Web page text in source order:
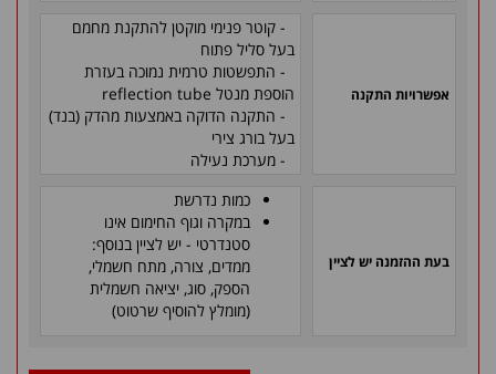
אפשרויות התקנה
- קוטר פנימי מוקטן להתקנת מחמם
בעל סליל פתוח
- התפשטות טרמית נמוכה בעזרת
הוספת מנטל reflection tube
- התקנה הדוקה באמצעות מהדק (בנד)
בעל בורג צירי
- מערכת נעילה
בעת ההזמנה יש לציין
כמות נדרשת
במקרה וגוף החימום אינו
סטנדרטי - יש לציין בנוסף:
ממדים, צורה, מתח חשמלי,
הספק, סוג, יציאה חשמלית
(מומלץ להוסיף שרטוט)